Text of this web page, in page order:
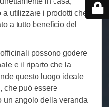
utilizzare i prodotti che
a tutto beneficio del
possono godere
e il riparto che la
questo luogo ideale
che può essere
un angolo della veranda